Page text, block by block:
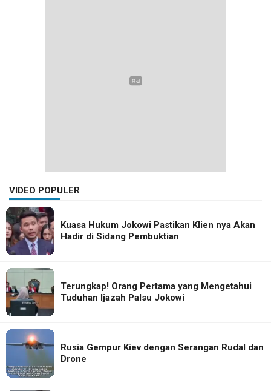
VIDEO POPULER
Kuasa Hukum Jokowi Pastikan Klien nya Akan
Hadir di Sidang Pembuktian
Terungkap! Orang Pertama yang Mengetahui
Tuduhan Ijazah Palsu Jokowi
Rusia Gempur Kiev dengan Serangan Rudal dan
Drone